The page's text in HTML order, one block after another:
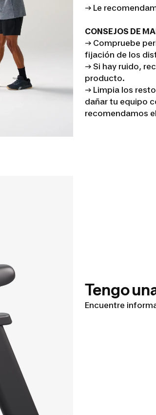
→ Le
CONSEJOS DE
→ Compruebe
fijación de los
→ Si hay ruido,
producto.
→ Limpia los
dañar tu equipo
recomendamos
Tengo
Encuentre